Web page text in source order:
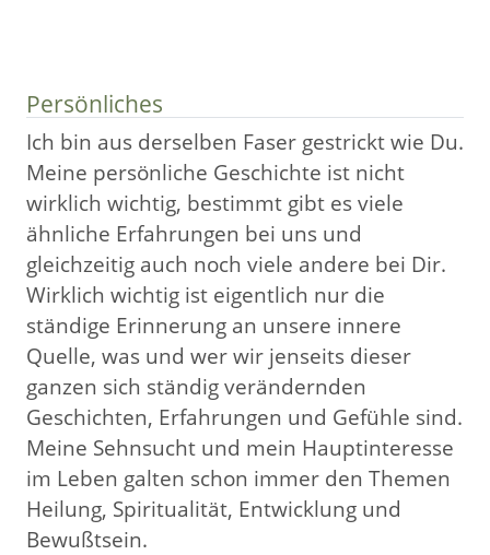
Persönliches
Ich bin aus derselben Faser gestrickt wie Du.
Meine persönliche Geschichte ist nicht
wirklich wichtig, bestimmt gibt es viele
ähnliche Erfahrungen bei uns und
gleichzeitig auch noch viele andere bei Dir.
Wirklich wichtig ist eigentlich nur die
ständige Erinnerung an unsere innere
Quelle, was und wer wir jenseits dieser
ganzen sich ständig verändernden
Geschichten, Erfahrungen und Gefühle sind.
Meine Sehnsucht und mein Hauptinteresse
im Leben galten schon immer den Themen
Heilung, Spiritualität, Entwicklung und
Bewußtsein.